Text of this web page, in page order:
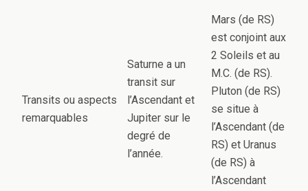
Transits ou aspects
remarquables
Saturne a un
transit sur
l’Ascendant et
Jupiter sur le
degré de
l’année.
Mars (de RS)
est conjoint aux
2 Soleils et au
M.C. (de RS).
Pluton (de RS)
se situe à
l’Ascendant (de
RS) et Uranus
(de RS) à
l’Ascendant